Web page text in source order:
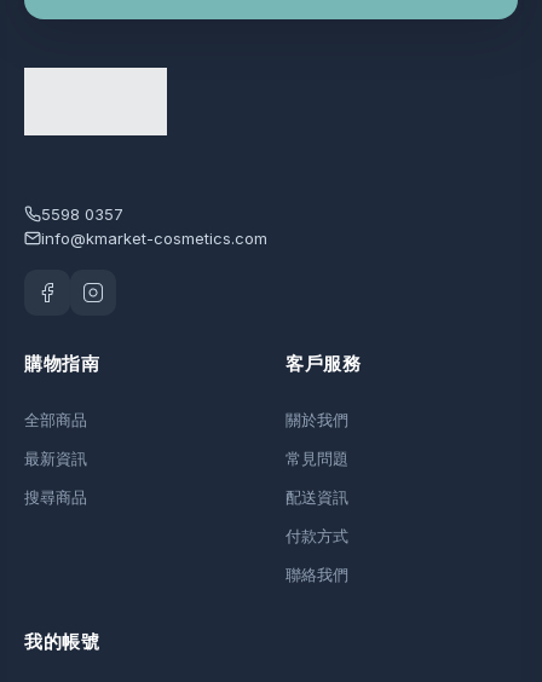
5598 0357
info@kmarket-cosmetics.com
購物指南
全部商品
最新資訊
搜尋商品
客戶服務
關於我們
常見問題
配送資訊
付款方式
聯絡我們
我的帳號